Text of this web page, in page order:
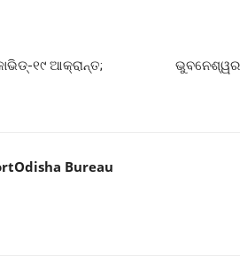
୧୯ ଆକ୍ରାନ୍ତ;
ଭୁବନେଶ୍ୱର
Bureau